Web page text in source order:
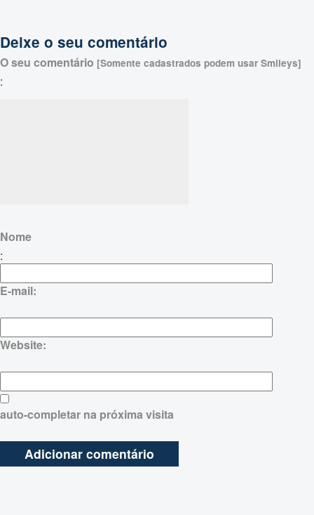
Deixe o seu comentário
O seu comentário [Somente cadastrados podem usar Smileys]
:
Nome
:
E-mail:
Website:
auto-completar na próxima visita